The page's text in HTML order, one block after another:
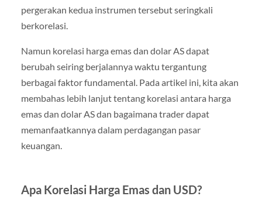
pergerakan kedua instrumen tersebut seringkali
berkorelasi.
Namun korelasi harga emas dan dolar AS dapat
berubah seiring berjalannya waktu tergantung
berbagai faktor fundamental. Pada artikel ini, kita akan
membahas lebih lanjut tentang korelasi antara harga
emas dan dolar AS dan bagaimana trader dapat
memanfaatkannya dalam perdagangan pasar
keuangan.
Apa Korelasi Harga Emas dan USD?